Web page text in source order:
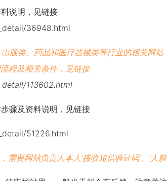
说明，见链接
36948.html
版类、药品和医疗器械类等行业的相关网站
程及相关条件，见链接
113602.html
步骤及资料说明，见链接
51226.html
要网站负责人本人‘接收短信验证码’、‘人脸